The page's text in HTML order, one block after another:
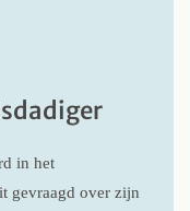
in het
gevraagd over zijn